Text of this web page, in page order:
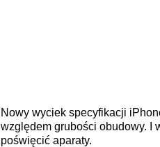
Nowy wyciek specyfikacji
względem grubości obudowy. I
poświęcić aparaty.